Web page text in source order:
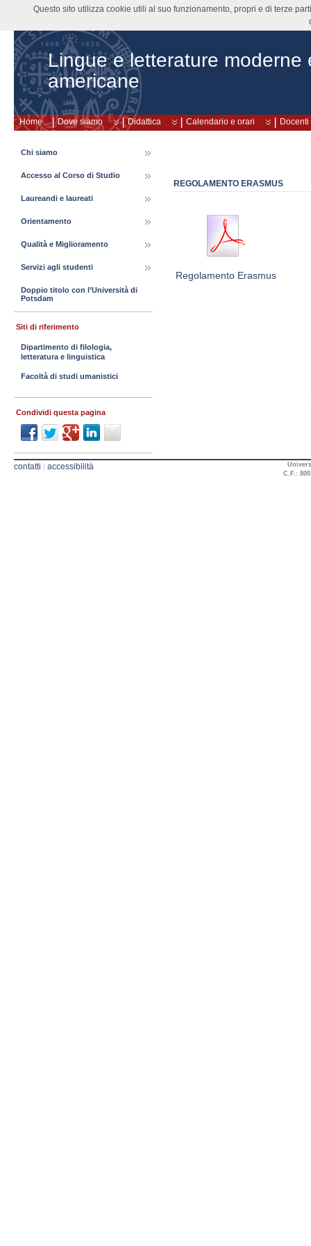
Lingue e letterature moderne
americane
Home Dove siamo Didattica Calendario e orari Docenti
REGOLAMENTO ERASMUS
Regolamento Erasmus
Chi siamo
Accesso al Corso di Studio
Laureandi e laureati
Orientamento
Qualità e Miglioramento
Servizi agli studenti
Doppio titolo con l’Università di
Potsdam
Siti di riferimento
Dipartimento di filologia,
letteratura e linguistica
Facoltà di studi umanistici
Condividi questa pagina
contatti accessibilità
C.F.:
Questo sito utilizza cookie utili al suo funzionamento, propri e di terze